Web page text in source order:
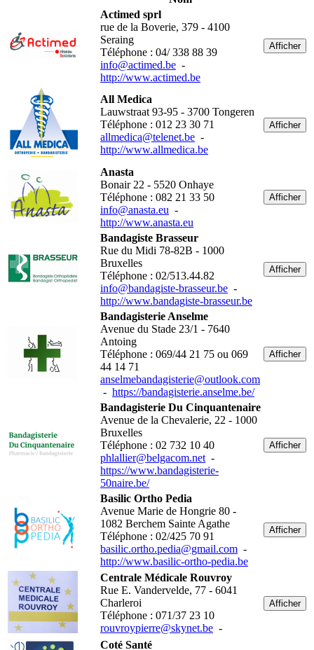
Actimed sprl
rue de la Boverie, 379 - 4100
Seraing
Téléphone : 04/ 338 88 39
info@actimed.be -
http://www.actimed.be
Afficher
All Medica
Lauwstraat 93-95 - 3700 Tongeren
Téléphone : 012 23 30 71
allmedica@telenet.be -
http://www.allmedica.be
Afficher
Anasta
Bonair 22 - 5520 Onhaye
Téléphone : 082 21 33 50
info@anasta.eu -
http://www.anasta.eu
Afficher
Bandagiste Brasseur
Rue du Midi 78-82B - 1000
Bruxelles
Téléphone : 02/513.44.82
info@bandagiste-brasseur.be -
http://www.bandagiste-brasseur.be
Afficher
Bandagisterie Anselme
Avenue du Stade 23/1 - 7640
Antoing
Téléphone : 069/44 21 75 ou 069
44 14 71
anselmebandagisterie@outlook.com
- https://bandagisterie.anselme.be/
Afficher
Bandagisterie Du Cinquantenaire
Avenue de la Chevalerie, 22 - 1000
Bruxelles
Téléphone : 02 732 10 40
phlallier@belgacom.net -
https://www.bandagisterie-
50naire.be/
Afficher
Basilic Ortho Pedia
Avenue Marie de Hongrie 80 -
1082 Berchem Sainte Agathe
Téléphone : 02/425 70 91
basilic.ortho.pedia@gmail.com -
http://www.basilic-ortho-pedia.be
Afficher
Centrale Médicale Rouvroy
Rue E. Vandervelde, 77 - 6041
Charleroi
Téléphone : 071/37 23 10
rouvroypierre@skynet.be -
Afficher
Coté Santé